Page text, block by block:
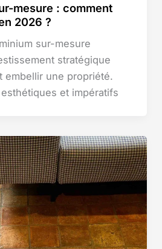
mesure : comment
2026 ?
sur-mesure
stratégique
embellir une propriété.
et impératifs